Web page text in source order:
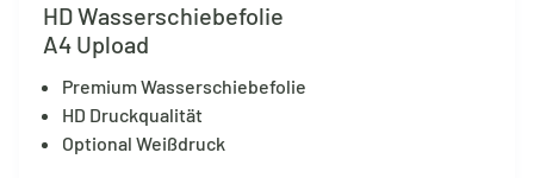
HD Wasserschiebefolie
A4 Upload
Premium Wasserschiebefolie
HD Druckqualität
Optional Weißdruck